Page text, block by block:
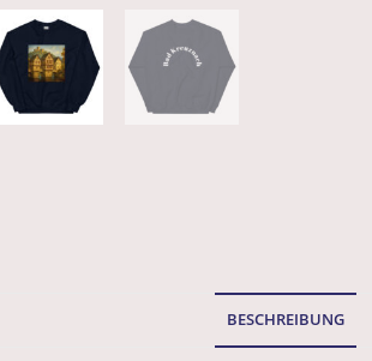
BESCHREIBUNG